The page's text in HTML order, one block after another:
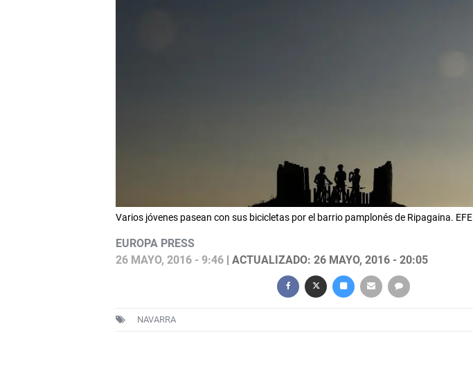
Varios jóvenes pasean con sus bicicletas por el barrio pamplonés de Ripagaina. EFE
EUROPA PRESS
26 MAYO, 2016 - 9:46| ACTUALIZADO: 26 MAYO, 2016 - 20:05
NAVARRA